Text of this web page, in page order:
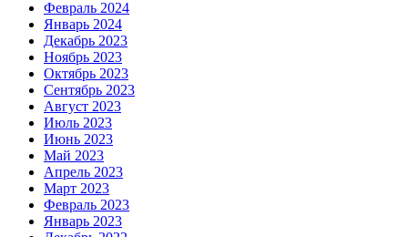
Февраль 2024
Январь 2024
Декабрь 2023
Ноябрь 2023
Октябрь 2023
Сентябрь 2023
Август 2023
Июль 2023
Июнь 2023
Май 2023
Апрель 2023
Март 2023
Февраль 2023
Январь 2023